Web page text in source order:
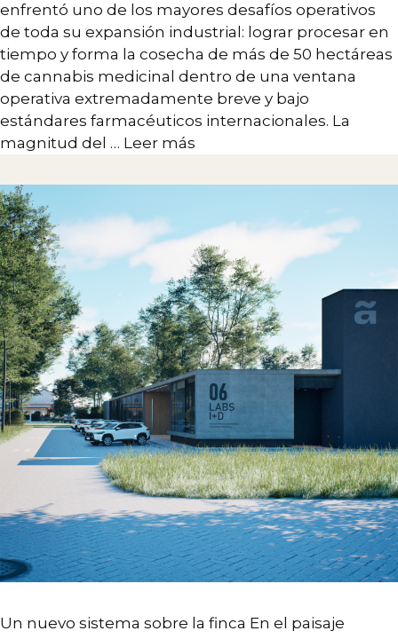
enfrentó uno de los mayores desafíos operativos
de toda su expansión industrial: lograr procesar en
tiempo y forma la cosecha de más de 50 hectáreas
de cannabis medicinal dentro de una ventana
operativa extremadamente breve y bajo
estándares farmacéuticos internacionales. La
magnitud del … Leer más
Un nuevo sistema sobre la finca En el paisaje